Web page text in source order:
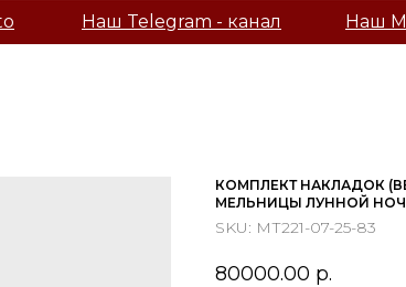
Наш
Наш Telegram - канал
КОМПЛЕКТ НАКЛАДОК
МЕЛЬНИЦЫ ЛУННОЙ
SKU: МТ221-07-25-83
80000.00 р.